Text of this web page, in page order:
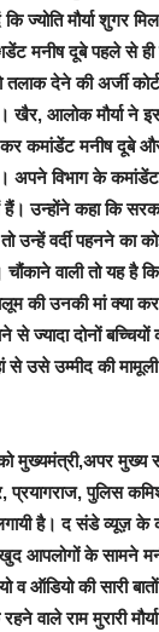
कि ज्योति मौर्या शुगर
मनीष दूबे पहले से ही
तलाक देने की अर्जी
आलोक मौर्या ने
कर कमांडेंट मनीष दूबे और
अपने विभाग के कमांडेंट
उन्होंने कहा कि
उन्हें वर्दी पहनने का
वाली तो यह है कि
की उनकी मां क्या
ज्यादा दोनों
उसे उम्मीद की
मुख्यमंत्री,अपर मुख्य
प्रयागराज, पुलिस
है।द संडे व्यूज़ के
के सामने
व ऑडियो की सारी
वाले राम मुरारी